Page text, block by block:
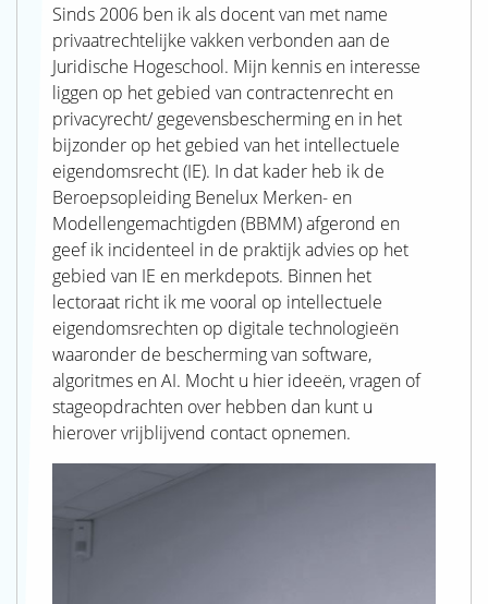
Sinds 2006 ben ik als docent van met name
privaatrechtelijke vakken verbonden aan de
Juridische Hogeschool. Mijn kennis en interesse
liggen op het gebied van contractenrecht en
privacyrecht/ gegevensbescherming en in het
bijzonder op het gebied van het intellectuele
eigendomsrecht (IE). In dat kader heb ik de
Beroepsopleiding Benelux Merken- en
Modellengemachtigden (BBMM) afgerond en
geef ik incidenteel in de praktijk advies op het
gebied van IE en merkdepots. Binnen het
lectoraat richt ik me vooral op intellectuele
eigendomsrechten op digitale technologieën
waaronder de bescherming van software,
algoritmes en AI. Mocht u hier ideeën, vragen of
stageopdrachten over hebben dan kunt u
hierover vrijblijvend contact opnemen.